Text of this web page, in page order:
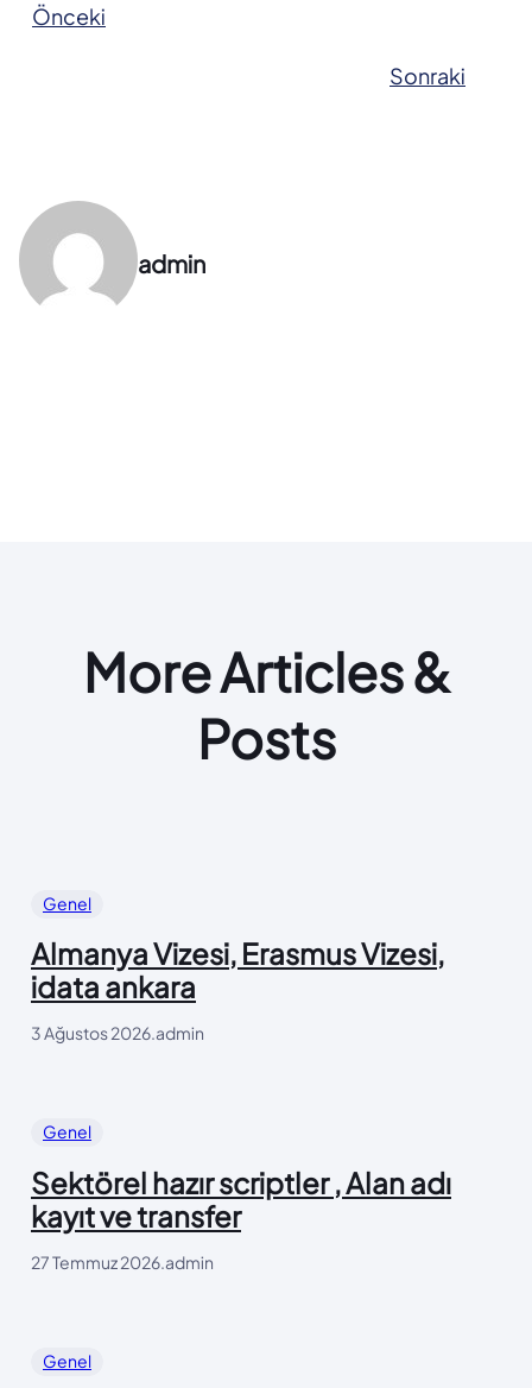
Önceki
Sonraki
admin
More Articles &
Posts
Genel
Almanya Vizesi, Erasmus Vizesi,
idata ankara
3 Ağustos 2026.admin
Genel
Sektörel hazır scriptler , Alan adı
kayıt ve transfer
27 Temmuz 2026 admin
Genel